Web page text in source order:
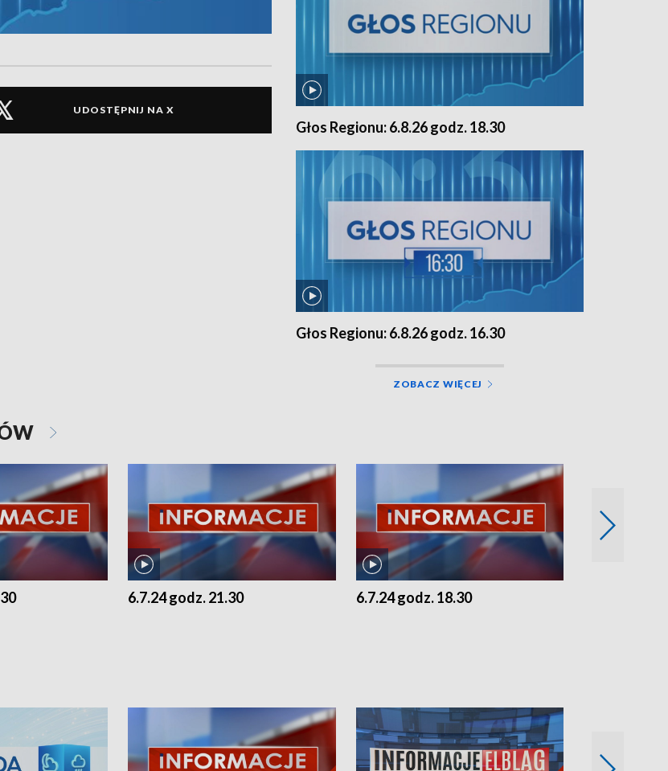
UDOSTĘPNIJ NA X
Głos Regionu: 6.8.26 godz. 18.30
Głos Regionu: 6.8.26 godz. 16.30
ZOBACZ WIĘCEJ
6.7.24 godz. 21.30 6.7.24 godz. 18.30